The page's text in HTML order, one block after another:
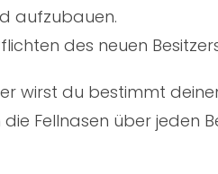
aufzubauen.
des neuen
wirst du bestimmt
Fellnasen über jeden